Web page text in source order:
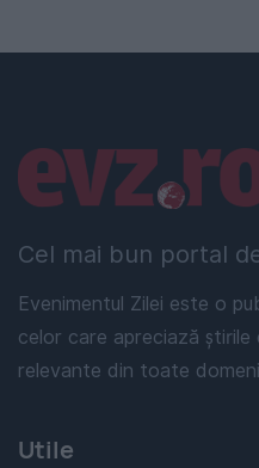
Cel mai bun portal
Evenimentul Zilei este o
celor care apreciază
relevante din toate
Linkuri utile
Utile